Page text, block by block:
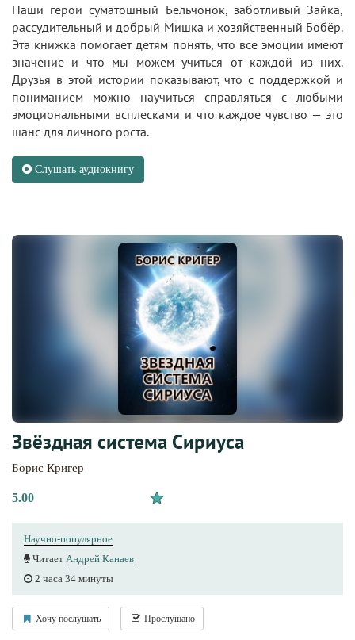
Наши герои суматошный Бельчонок, заботливый Зайка,
рассудительный и добрый Мишка и хозяйственный Бобёр.
Эта книжка помогает детям понять, что все эмоции имеют
значение и что мы можем учиться от каждой из них.
Друзья в этой истории показывают, что с поддержкой и
пониманием можно научиться справляться с любыми
эмоциональными всплесками и что каждое чувство — это
шанс для личного роста.
Слушать аудиокнигу
Звёздная система Сириуса
Борис Кригер
5.00
Научно-популярное
Читает Андрей Канаев
2 часа 34 минуты
Хочу послушать Прослушано